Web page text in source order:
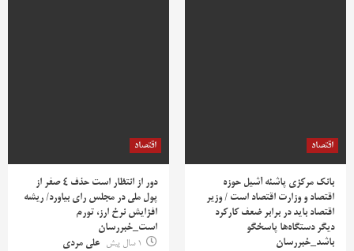
اقتصاد
بانک مرکزی پاشنه آشیل حوزه
اقتصاد و وزارت اقتصاد است / وزیر
اقتصاد باید در برابر ضعف کارکرد
دیگر دستگاه‌ها پاسخگو
باشد_خبررسان
اقتصاد
دور از انتظار است حذف 4 صفر از
پول ملی در مجلس رای بیاورد/ ریشه
افزایش نرخ ارز، تورم
است_خبررسان
1 سال پیش
علی مردی